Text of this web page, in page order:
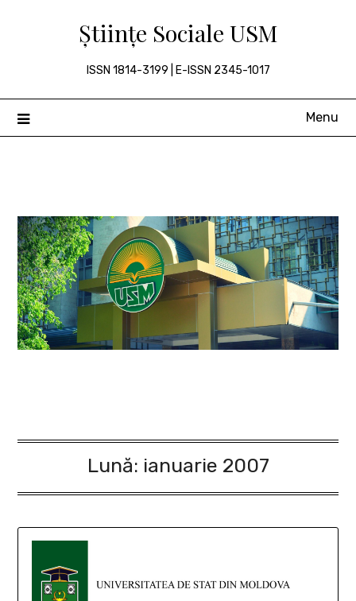
Științe Sociale USM
ISSN 1814-3199 | E-ISSN 2345-1017
Menu
Lună: ianuarie 2007